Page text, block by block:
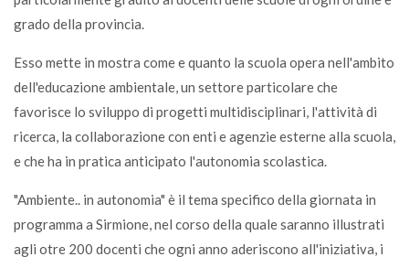
grado della provincia.
Esso mette in mostra come e quanto la scuola opera nell'ambito
dell'educazione ambientale, un settore particolare che
favorisce lo sviluppo di progetti multidisciplinari, l'attività di
ricerca, la collaborazione con enti e agenzie esterne alla scuola,
e che ha in pratica anticipato l'autonomia scolastica.
"Ambiente.. in autonomia" è il tema specifico della giornata in
programma a Sirmione, nel corso della quale saranno illustrati
agli otre 200 docenti che ogni anno aderiscono all'iniziativa, i